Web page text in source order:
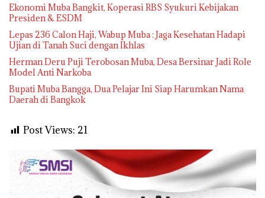
Ekonomi Muba Bangkit, Koperasi RBS Syukuri Kebijakan
Presiden & ESDM
Lepas 236 Calon Haji, Wabup Muba : Jaga Kesehatan Hadapi
Ujian di Tanah Suci dengan Ikhlas
Herman Deru Puji Terobosan Muba, Desa Bersinar Jadi Role
Model Anti Narkoba
Bupati Muba Bangga, Dua Pelajar Ini Siap Harumkan Nama
Daerah di Bangkok
Post Views: 21